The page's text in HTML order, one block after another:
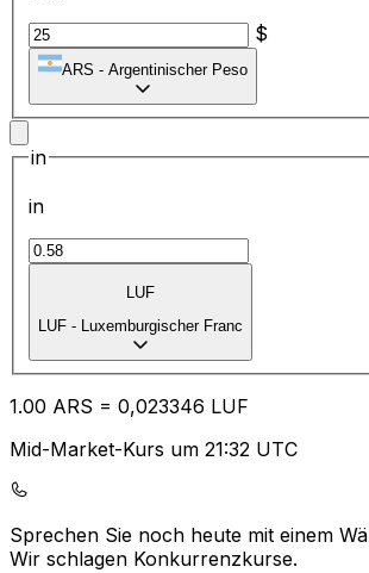
$
ARS - Argentinischer Peso
in
in
LUF
LUF - Luxemburgischer Franc
1.00 ARS = 0,023346 LUF
Mid-Market-Kurs um 21:32 UTC
Sprechen Sie noch heute mit einem
Wir schlagen Konkurrenzkurse.